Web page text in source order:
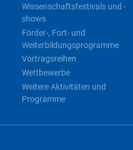
Wissenschaftsfestivals und -
shows
Förder-, Fort- und
Weiterbildungsprogramme
Vortragsreihen
Wettbewerbe
Weitere Aktivitäten und
Programme